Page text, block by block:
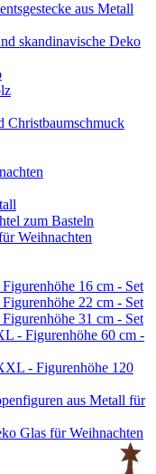
aus Metall
skandinavische Deko
Christbaumschmuck
zum Basteln
Weihnachten
16 cm - Set
22 cm - Set
31 cm - Set
- Figurenhöhe 60 cm -
- Figurenhöhe 120
aus Metall für
Glas für Weihnachten